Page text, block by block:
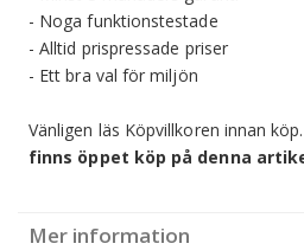
- Noga funktionstestade
- Alltid prispressade priser
- Ett bra val för miljön
Vänligen läs Köpvillkoren innan köp.
finns öppet köp på denna
Mer information